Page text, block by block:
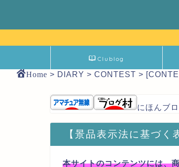
Clublog
Home > DIARY > CONTEST >
にほんブ
【景品表示法に基づく
本サイトのコンテンツには、